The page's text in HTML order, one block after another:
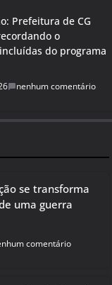
Prefeitura de CG
o
do programa
nenhum comentário
se transforma
uma guerra
comentário